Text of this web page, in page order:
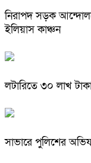
নিরাপদ সড়ক
ইলিয়াস কাঞ্চন
লটারিতে ৩০ লাখ
সাভারে পুলিশের